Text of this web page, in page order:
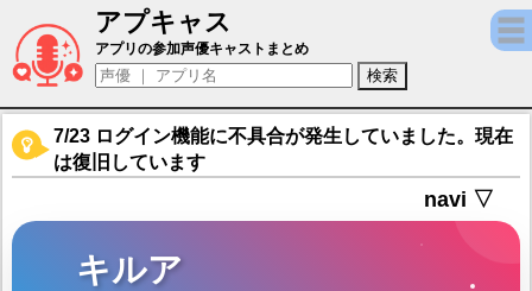
アプキャス
キルア（声優：衣川里佳)【逆転オセロニア
アプリの参加声優キャストまとめ
7/23 ログイン機能に不具合が発生していました。現在
は復旧しています
navi ▽
キルア